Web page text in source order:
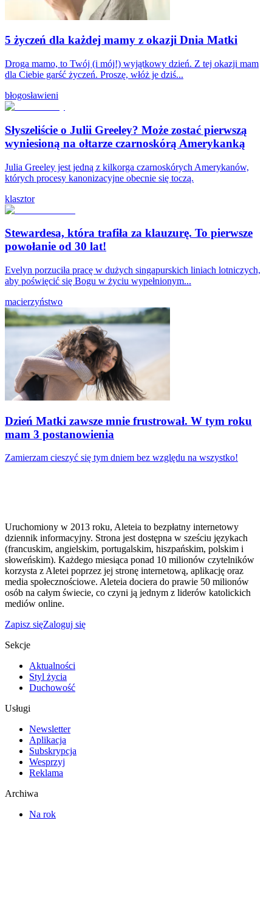
5 życzeń dla każdej mamy z okazji Dnia Matki
Droga mamo, to Twój (i mój!) wyjątkowy dzień. Z tej okazji mam
dla Ciebie garść życzeń. Proszę, włóż je dziś...
błogosławieni
Słyszeliście o Julii Greeley? Może zostać pierwszą
wyniesioną na ołtarze czarnoskórą Amerykanką
Julia Greeley jest jedną z kilkorga czarnoskórych Amerykanów,
których procesy kanonizacyjne obecnie się toczą.
klasztor
Stewardesa, która trafiła za klauzurę. To pierwsze
powołanie od 30 lat!
Evelyn porzuciła pracę w dużych singapurskich liniach lotniczych,
aby poświęcić się Bogu w życiu wypełnionym...
macierzyństwo
Dzień Matki zawsze mnie frustrował. W tym roku
mam 3 postanowienia
Zamierzam cieszyć się tym dniem bez względu na wszystko!
Uruchomiony w 2013 roku, Aleteia to bezpłatny internetowy
dziennik informacyjny. Strona jest dostępna w sześciu językach
(francuskim, angielskim, portugalskim, hiszpańskim, polskim i
słoweńskim). Każdego miesiąca ponad 10 milionów czytelników
korzysta z Aletei poprzez jej stronę internetową, aplikację oraz
media społecznościowe. Aleteia dociera do prawie 50 milionów
osób na całym świecie, co czyni ją jednym z liderów katolickich
mediów online.
Zapisz sięZaloguj się
Sekcje
Aktualności
Styl życia
Duchowość
Usługi
Newsletter
Aplikacja
Subskrypcja
Wesprzyj
Reklama
Archiwa
Na rok